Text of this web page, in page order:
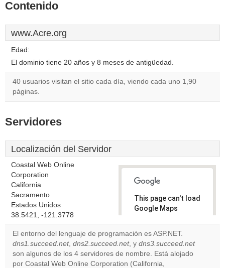
Contenido
www.Acre.org
Edad:
El dominio tiene 20 años y 8 meses de antigüedad.
40 usuarios visitan el sitio cada día, viendo cada uno 1,90
páginas.
Servidores
Localización del Servidor
Coastal Web Online
Corporation
California
Sacramento
Estados Unidos
38.5421, -121.3778
This page can't load
Google Maps
Do you
website?
OK
El entorno del lenguaje de programación es ASP.NET.
dns1.succeed.net, dns2.succeed.net, y dns3.succeed.net
son algunos de los 4 servidores de nombre. Está alojado
por Coastal Web Online Corporation (California,